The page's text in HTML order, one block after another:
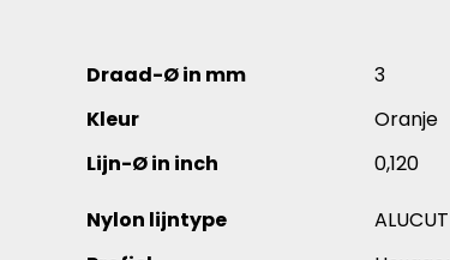
Draad-Ø in mm
3
Kleur
Oranje
Lijn-Ø in inch
0,120
Nylon lijntype
ALUCUT